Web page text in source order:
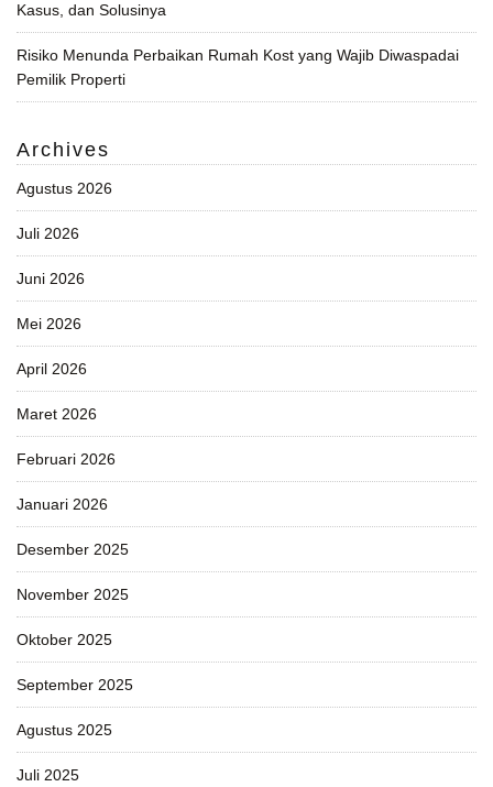
Kasus, dan Solusinya
Risiko Menunda Perbaikan Rumah Kost yang Wajib Diwaspadai
Pemilik Properti
Archives
Agustus 2026
Juli 2026
Juni 2026
Mei 2026
April 2026
Maret 2026
Februari 2026
Januari 2026
Desember 2025
November 2025
Oktober 2025
September 2025
Agustus 2025
Juli 2025